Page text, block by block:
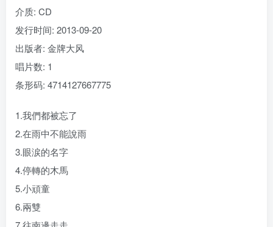
介质: CD
发行时间: 2013-09-20
出版者: 金牌大风
唱片数: 1
条形码: 4714127667775
1.我們都被忘了
2.在雨中不能說雨
3.眼涙的名字
4.停轉的木馬
5.小頑童
6.兩雙